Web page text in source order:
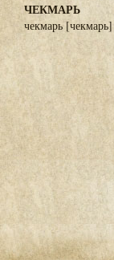
ЧЕКМАРЬ
чекмарь